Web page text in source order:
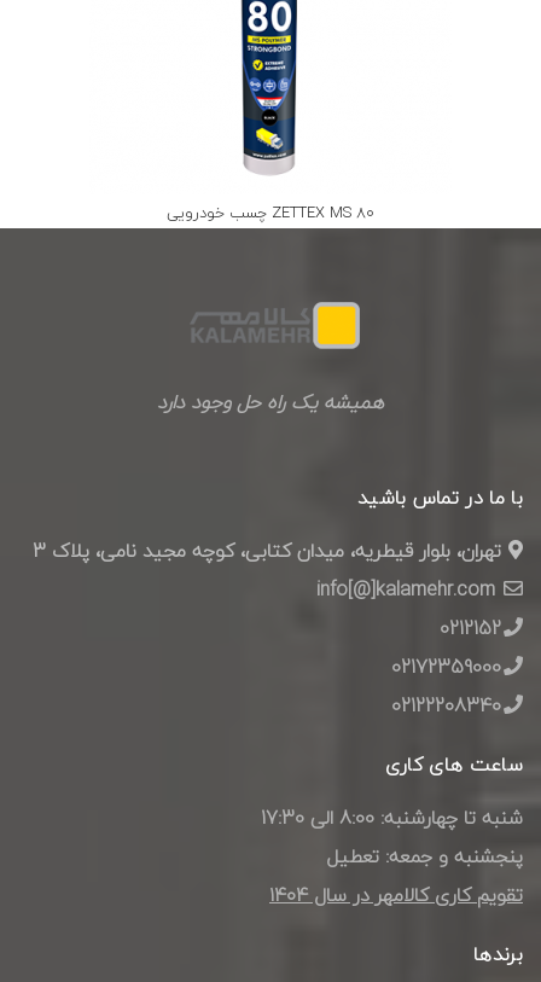
چسب خودرویی ZETTEX MS 80
همیشه یک راه حل وجود دارد
با ما در تماس باشید
تهران، بلوار قیطریه، میدان کتابی، کوچه مجید نامی، پلاک 3
0212152
02172359000
02122208340
ساعت های کاری
شنبه تا چهارشنبه: 8:00 الی 17:30
پنجشنبه و جمعه: تعطیل
تقویم کاری کالامهر در سال ۱۴۰4
برندها